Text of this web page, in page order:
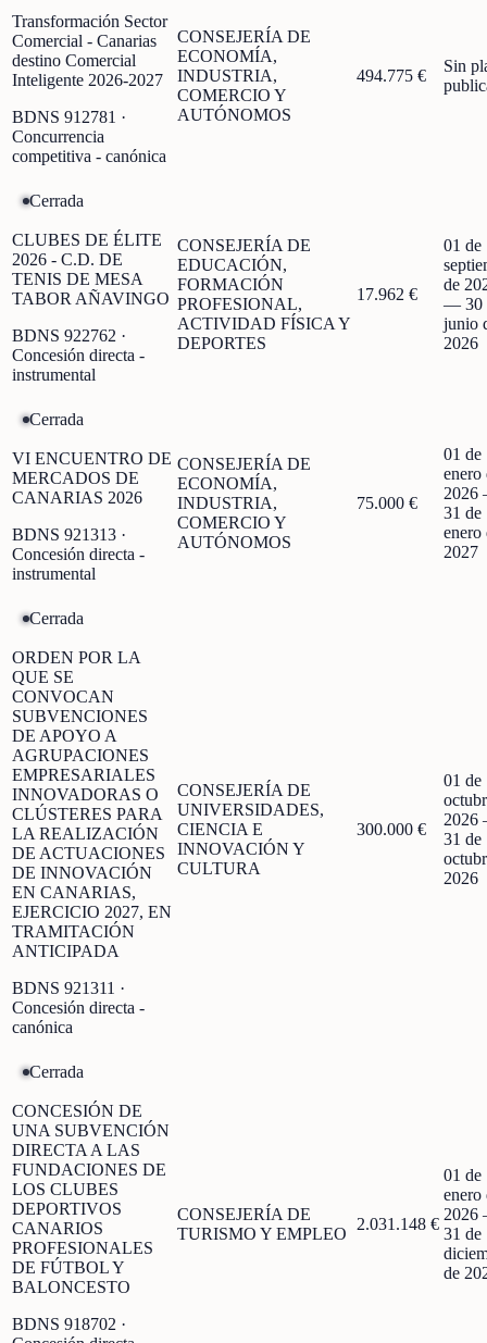
Transformación Sector
Comercial - Canarias
destino Comercial
Inteligente 2026-2027
BDNS 912781 ·
Concurrencia
competitiva - canónica
CONSEJERÍA DE
ECONOMÍA,
INDUSTRIA,
COMERCIO Y
AUTÓNOMOS
494.775 €
Sin
Cerrada
CLUBES DE ÉLITE
2026 - C.D. DE
TENIS DE MESA
TABOR AÑAVINGO
BDNS 922762 ·
Concesión directa -
instrumental
CONSEJERÍA DE
EDUCACIÓN,
FORMACIÓN
PROFESIONAL,
ACTIVIDAD FÍSICA Y
DEPORTES
17.962 €
01 de
de
— 30
junio
2026
Cerrada
VI ENCUENTRO DE
MERCADOS DE
CANARIAS 2026
BDNS 921313 ·
Concesión directa -
instrumental
CONSEJERÍA DE
ECONOMÍA,
INDUSTRIA,
COMERCIO Y
AUTÓNOMOS
75.000 €
01 de
enero
2026
31 de
enero
2027
Cerrada
ORDEN POR LA
QUE SE
CONVOCAN
SUBVENCIONES
DE APOYO A
AGRUPACIONES
EMPRESARIALES
INNOVADORAS O
CLÚSTERES PARA
LA REALIZACIÓN
DE ACTUACIONES
DE INNOVACIÓN
EN CANARIAS,
EJERCICIO 2027, EN
TRAMITACIÓN
ANTICIPADA
BDNS 921311 ·
Concesión directa -
canónica
CONSEJERÍA DE
UNIVERSIDADES,
CIENCIA E
INNOVACIÓN Y
CULTURA
300.000 €
01 de
2026
31 de
2026
Cerrada
CONCESIÓN DE
UNA SUBVENCIÓN
DIRECTA A LAS
FUNDACIONES DE
LOS CLUBES
DEPORTIVOS
CANARIOS
PROFESIONALES
DE FÚTBOL Y
BALONCESTO
BDNS 918702 ·
CONSEJERÍA DE
TURISMO Y EMPLEO
2.031.148 €
01 de
enero
2026
31 de
de